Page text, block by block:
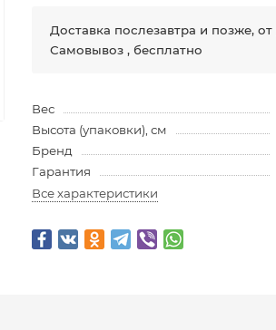
Доставка послезавтра и позже, от
Самовывоз , бесплатно
Вес
Высота (упаковки), см
Бренд
Гарантия
Все характеристики